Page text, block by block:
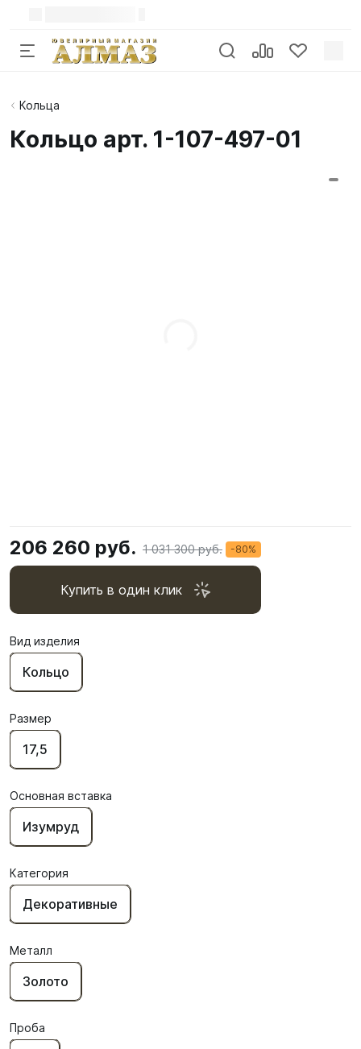
Кольца
Кольцо арт. 1-107-497-01
206 260 руб. 1 031 300 руб. -80%
Купить в один клик
Вид изделия
Кольцо
Размер
17,5
Основная вставка
Изумруд
Категория
Декоративные
Металл
Золото
Проба